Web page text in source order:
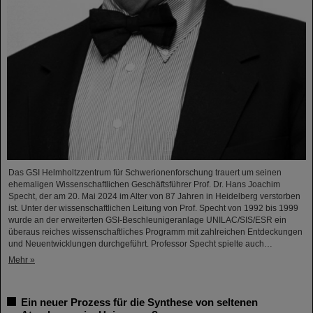
Das GSI Helmholtzzentrum für Schwerionenforschung trauert um seinen
ehemaligen Wissenschaftlichen Geschäftsführer Prof. Dr. Hans Joachim
Specht, der am 20. Mai 2024 im Alter von 87 Jahren in Heidelberg verstorben
ist. Unter der wissenschaftlichen Leitung von Prof. Specht von 1992 bis 1999
wurde an der erweiterten GSI-Beschleunigeranlage UNILAC/SIS/ESR ein
überaus reiches wissenschaftliches Programm mit zahlreichen Entdeckungen
und Neuentwicklungen durchgeführt. Professor Specht spielte auch…
Mehr »
Ein neuer Prozess für die Synthese von seltenen